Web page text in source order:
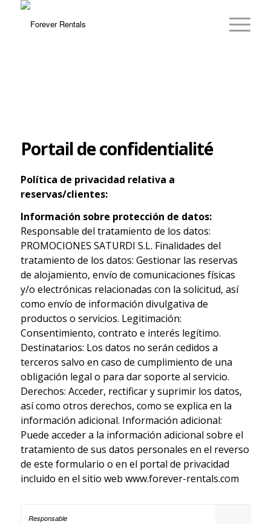
Portail de confidentialité
Política de privacidad relativa a
reservas/clientes:
Información sobre protección de datos:
Responsable del tratamiento de los datos:
PROMOCIONES SATURDI S.L. Finalidades del
tratamiento de los datos: Gestionar las reservas
de alojamiento, envío de comunicaciones físicas
y/o electrónicas relacionadas con la solicitud, así
como envío de información divulgativa de
productos o servicios. Legitimación:
Consentimiento, contrato e interés legítimo.
Destinatarios: Los datos no serán cedidos a
terceros salvo en caso de cumplimiento de una
obligación legal o para dar soporte al servicio.
Derechos: Acceder, rectificar y suprimir los datos,
así como otros derechos, como se explica en la
información adicional. Información adicional:
Puede acceder a la información adicional sobre el
tratamiento de sus datos personales en el reverso
de este formulario o en el portal de privacidad
incluido en el sitio web www.forever-rentals.com